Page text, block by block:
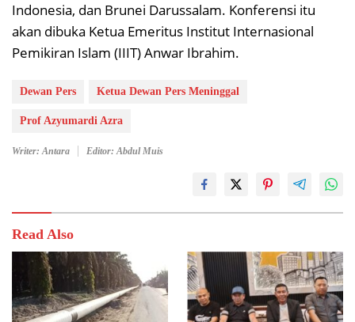
Indonesia, dan Brunei Darussalam. Konferensi itu
akan dibuka Ketua Emeritus Institut Internasional
Pemikiran Islam (IIIT) Anwar Ibrahim.
Dewan Pers Ketua Dewan Pers Meninggal
Prof Azyumardi Azra
Writer: Antara Editor: Abdul Muis
Read Also